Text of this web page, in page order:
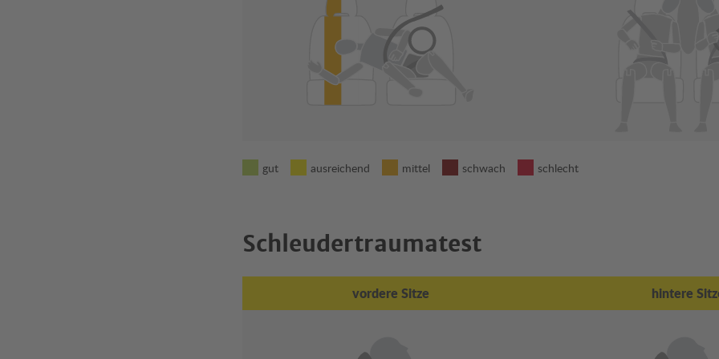
gut ausreichend mittel schwach schlecht
Schleudertraumatest
vordere Sitze hintere